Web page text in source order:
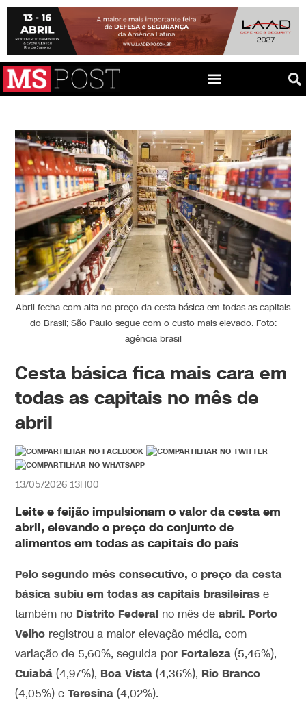
Abril fecha com alta no preço da cesta básica em todas as capitais
do Brasil; São Paulo segue com o custo mais elevado. Foto:
agência brasil
Cesta básica fica mais cara em
todas as capitais no mês de
abril
13/05/2026 13H00
Leite e feijão impulsionam o valor dacesta em
abril, elevando o preço do conjunto de
alimentos em todas ascapitais do país
Pelo segundo mês consecutivo,o preço da cesta
básica subiu em todas as capitais brasileirase
também no Distrito Federal no mês de abril. Porto
Velho registrou a maior elevação média, com
variação de 5,60%, seguida por Fortaleza (5,46%),
Cuiabá (4,97%), Boa Vista (4,36%), Rio Branco
(4,05%) eTeresina (4,02%).